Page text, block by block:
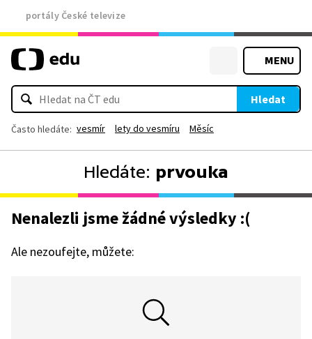
portály České televize
MENU
Hledat
Často hledáte: vesmír lety do vesmíru Měsíc
Hledáte: prvouka
Nenalezli jsme žádné výsledky :(
Ale nezoufejte, můžete: